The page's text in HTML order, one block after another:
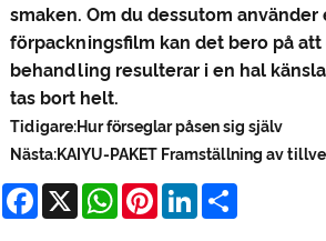
smaken. Om du dessutom
förpackningsfilm kan det bero på att
behandling resulterar i en hal
tas bort helt.
Tidigare:Hur förseglar påsen sig själv
Nästa:KAIYU-PAKET Framställning av
Facebook
X WhatsApp
Pinterest
LinkedIn